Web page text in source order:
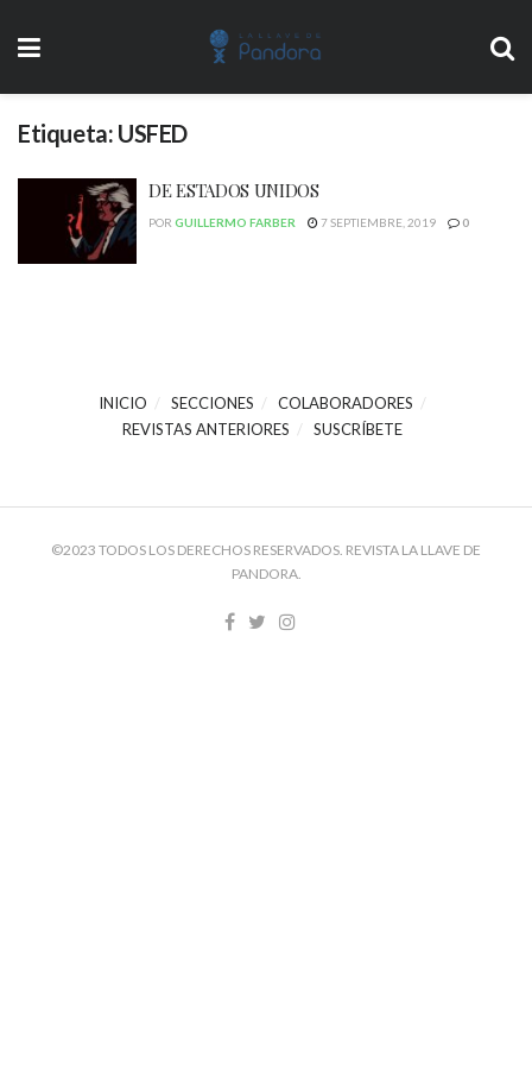
Etiqueta: USFED
DE ESTADOS UNIDOS
POR GUILLERMO FARBER 7 SEPTIEMBRE, 2019 0
INICIO SECCIONES
COLABORADORES
REVISTAS ANTERIORES
SUSCRÍBETE
©2023 TODOS LOS DERECHOS RESERVADOS. REVISTA LA LLAVE DE
PANDORA.